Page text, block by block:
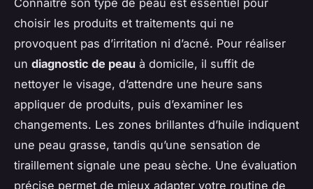
choisir les produits et traitements qui ne
provoquent pas d’irritation ni d’acné. Pour réaliser
un diagnostic de peau à domicile, il suffit de
nettoyer le visage, d’attendre une heure sans
appliquer de produits, puis d’examiner les
changements. Les zones brillantes d’huile indiquent
une peau grasse, tandis qu’une sensation de
tiraillement signale une peau sèche. Une évaluation
précise permet de mieux adapter votre routine de